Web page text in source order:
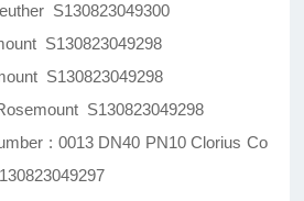
S130823049300
S130823049298
S130823049298
S130823049298
: 0013 DN40 PN10 Clorius Co